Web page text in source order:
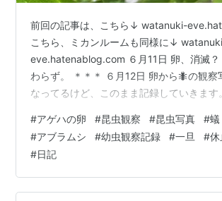
前回の記事は、こちら↓ watanuki-
こちら、ミカンルームも同様に↓
eve.hatenablog.com ６月11日 卵、消滅
わらず。 ＊＊＊ ６月12日 卵から🐜の観察
なってるけど、このまま記録していきます
月13日）も現れていた大群との関連性とか
るんだろう。 大群が消えたあと、消え去る
時間はあっても気力がw やはり少なくない
ちが丸くなって転がっていて、 これって
だろう。 ＊＊＊ 6月…
#アゲハの卵 #昆虫観察 #昆虫写真 #蟻
#アブラムシ #幼虫観察記録 #一旦 #休
#日記